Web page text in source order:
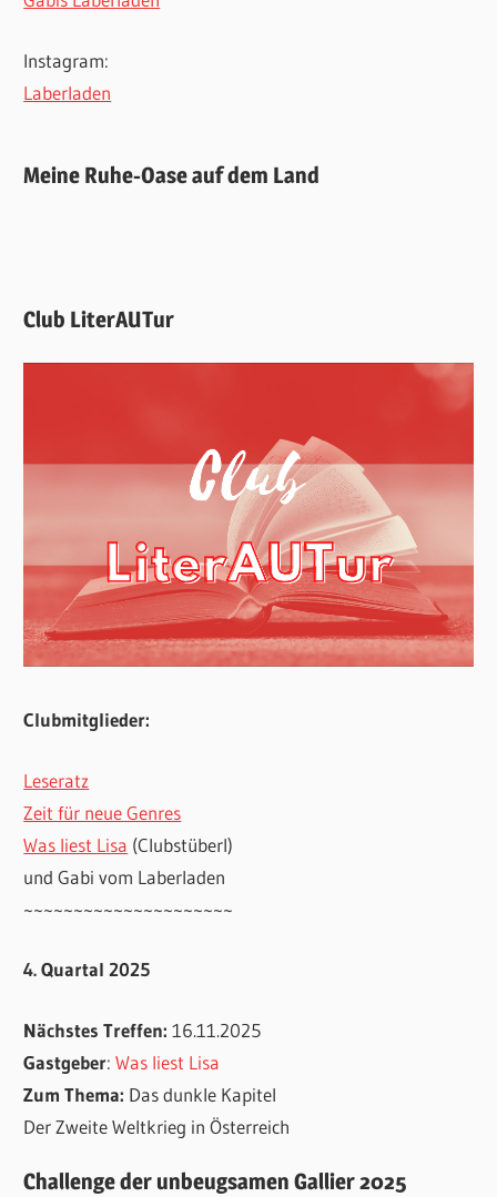
Instagram:
Laberladen
Meine Ruhe-Oase auf dem Land
Club LiterAUTur
Clubmitglieder:
Leseratz
Zeit für neue Genres
Was liest Lisa (Clubstüberl)
und Gabi vom Laberladen
~~~~~~~~~~~~~~~~~~~~~
4. Quartal 2025
Nächstes Treffen:16.11.2025
Gastgeber:Was liest Lisa
Zum Thema: Das dunkle Kapitel
Der Zweite Weltkrieg in Österreich
Challenge der unbeugsamen Gallier 2025